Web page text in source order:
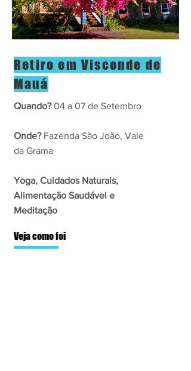
Retiro em Visconde de
Mauá
Quando?04 a 07 de Setembro
Onde?Fazenda São João, Vale
da Grama
Yoga, Cuidados Naturais,
Alimentação Saudável e
Meditação
Veja como foi